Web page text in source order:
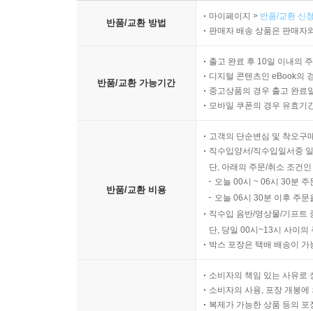
반품/교환 방법
마이페이지 > 반품/교환 신
판매자 배송 상품은 판매자
반품/교환 가능기간
출고 완료 후 10일 이내의
디지털 콘텐츠인 eBook의
중고상품의 경우 출고 완료
모바일 쿠폰의 경우 유효기
반품/교환 비용
고객의 단순변심 및 착오구
직수입양서/직수입일서중
단, 아래의 주문/취소 조건
오늘 00시 ~ 06시 30분
오늘 06시 30분 이후 주
직수입 음반/영상물/기프트
단, 당일 00시~13시 사이의
박스 포장은 택배 배송이
소비자의 책임 있는 사유로
소비자의 사용, 포장 개봉
복제가 가능한 상품 등의